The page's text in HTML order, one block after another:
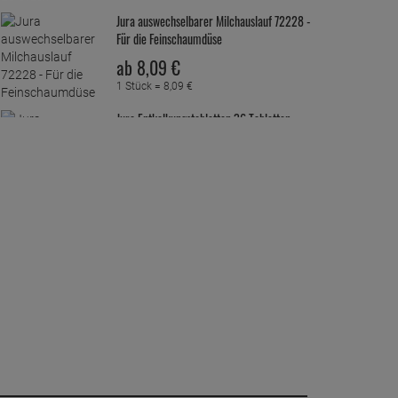
Jura auswechselbarer Milchauslauf 72228 -
Für die Feinschaumdüse
ab 8,09 €
1 Stück = 8, 09 €
Jura Entkalkungstabletten 36 Tabletten